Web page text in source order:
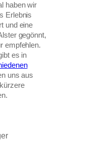
haben wir
Erlebnis
und eine
gegönnt,
empfehlen.
es in
uns aus